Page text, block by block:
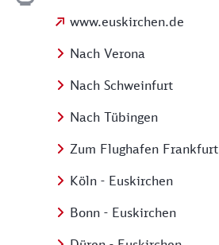
www.euskirchen.de
Nach Verona
Nach Schweinfurt
Nach Tübingen
Zum Flughafen Frankfurt
Köln - Euskirchen
Bonn - Euskirchen